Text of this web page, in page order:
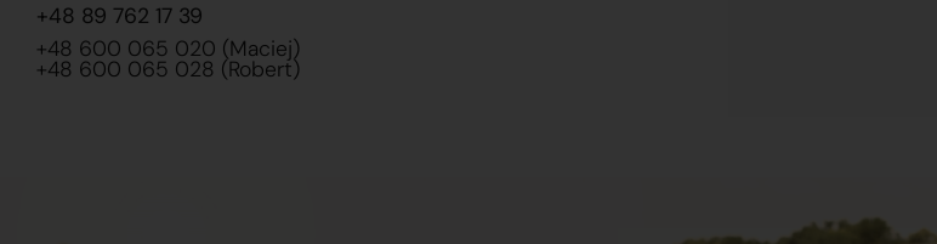
+48 89 762 17 39
+48 600 065 020 (Maciej)
+48 600 065 028 (Robert)